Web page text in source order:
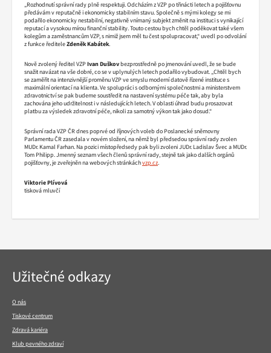
„Rozhodnutí správní rady plně respektuji. Odcházím z VZP po třinácti letech a pojišťovnu
předávám v reputačně i ekonomicky stabilním stavu. Společně s mými kolegy se mi
podařilo ekonomicky nestabilní, negativně vnímaný subjekt změnit na instituci s vynikající
reputací a vysokou mírou finanční stability. Touto cestou bych chtěl poděkovat také všem
kolegům a zaměstnancům VZP, s nimiž jsem měl tu čest spolupracovat,“ uvedl po odvolání
z funkce řediteleZdeněk Kabátek.
Nově zvolený ředitel VZPIvan Duškovbezprostředně po jmenování uvedl, že se bude
snažit navázat na vše dobré, co se v uplynulých letech podařilo vybudovat. „Chtěl bych
se zaměřit na intenzivnější proměnu VZP ve smyslu moderní datově řízené instituce s
maximální orientací na klienta. Ve spolupráci s odbornými společnostmi a ministerstvem
zdravotnictví se pak budeme soustředit na nastavení systému péče tak, aby byla
zachována jeho udržitelnost i v následujících letech. V oblasti úhrad budu prosazovat
platbu za výsledek zdravotní péče, nikoli za samotný výkon tak jako dosud.“
Správní rada VZP ČR dnes poprvé od říjnových voleb do Poslanecké sněmovny
Parlamentu ČR zasedala v novém složení, na němž byl předsedou správní rady zvolen
MUDr. Kamal Farhan. Na pozici místopředsedy pak byli zvoleni JUDr. Ladislav Švec a MUDr.
Tom Philipp. Jmenný seznam všech členů správní rady, stejně tak jako dalších orgánů
pojišťovny, je zveřejněn na webových stránkáchvzp.cz.
Viktorie Plívová
tisková mluvčí
Navigace
v
Užitečné odkazy
O nás
Tiskové centrum
Zdravá kariéra
Klub pevného zdraví